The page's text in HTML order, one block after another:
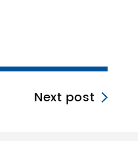
Next post